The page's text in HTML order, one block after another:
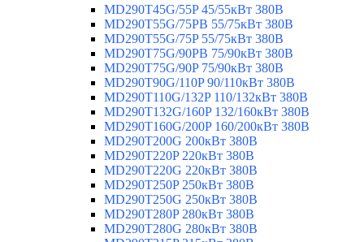
MD290T45G/55P 45/55кВт 380В
MD290T55G/75PB 55/75кВт 380В
MD290T55G/75P 55/75кВт 380В
MD290T75G/90PB 75/90кВт 380В
MD290T75G/90P 75/90кВт 380В
MD290T90G/110P 90/110кВт 380В
MD290T110G/132P 110/132кВт 380В
MD290T132G/160P 132/160кВт 380В
MD290T160G/200P 160/200кВт 380В
MD290T200G 200кВт 380В
MD290T220P 220кВт 380В
MD290T220G 220кВт 380В
MD290T250P 250кВт 380В
MD290T250G 250кВт 380В
MD290T280P 280кВт 380В
MD290T280G 280кВт 380В